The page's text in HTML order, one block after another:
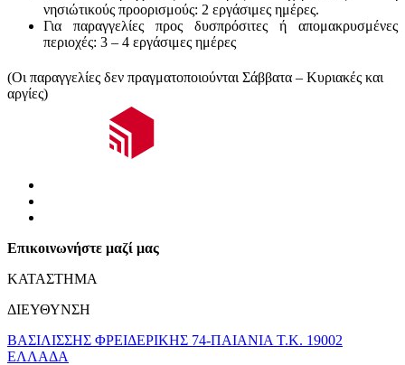
νησιώτικούς προορισμούς: 2 εργάσιμες ημέρες.
Για παραγγελίες προς δυσπρόσιτες ή απομακρυσμένες
περιοχές: 3 – 4 εργάσιμες ημέρες
(Οι παραγγελίες δεν πραγματοποιούνται Σάββατα – Κυριακές και
αργίες)
Επικοινωνήστε μαζί μας
ΚΑΤΑΣΤΗΜΑ
ΔΙΕΥΘΥΝΣΗ
ΒΑΣΙΛΙΣΣΗΣ ΦΡΕΙΔΕΡΙΚΗΣ 74-ΠΑΙΑΝΙΑ Τ.Κ. 19002
ΕΛΛΑΔΑ